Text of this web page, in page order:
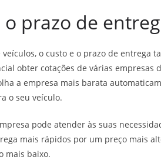
prazo de
o custo e o prazo de entrega
obter cotações de várias empresas
a empresa mais barata
o seu veículo.
pode atender às suas
mais rápidos por um preço mais
mais baixo.